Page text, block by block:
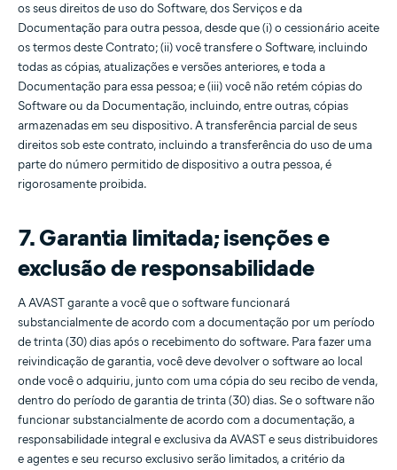
os seus direitos de uso do Software, dos Serviços e da
Documentação para outra pessoa, desde que (i) o cessionário aceite
os termos deste Contrato; (ii) você transfere o Software, incluindo
todas as cópias, atualizações e versões anteriores, e toda a
Documentação para essa pessoa; e (iii) você não retém cópias do
Software ou da Documentação, incluindo, entre outras, cópias
armazenadas em seu dispositivo. A transferência parcial de seus
direitos sob este contrato, incluindo a transferência do uso de uma
parte do número permitido de dispositivo a outra pessoa, é
rigorosamente proibida.
7. Garantia limitada; isenções e
exclusão de responsabilidade
A AVAST garante a você que o software funcionará
substancialmente de acordo com a documentação por um período
de trinta (30) dias após o recebimento do software. Para fazer uma
reivindicação de garantia, você deve devolver o software ao local
onde você o adquiriu, junto com uma cópia do seu recibo de venda,
dentro do período de garantia de trinta (30) dias. Se o software não
funcionar substancialmente de acordo com a documentação, a
responsabilidade integral e exclusiva da AVAST e seus distribuidores
e agentes e seu recurso exclusivo serão limitados, a critério da